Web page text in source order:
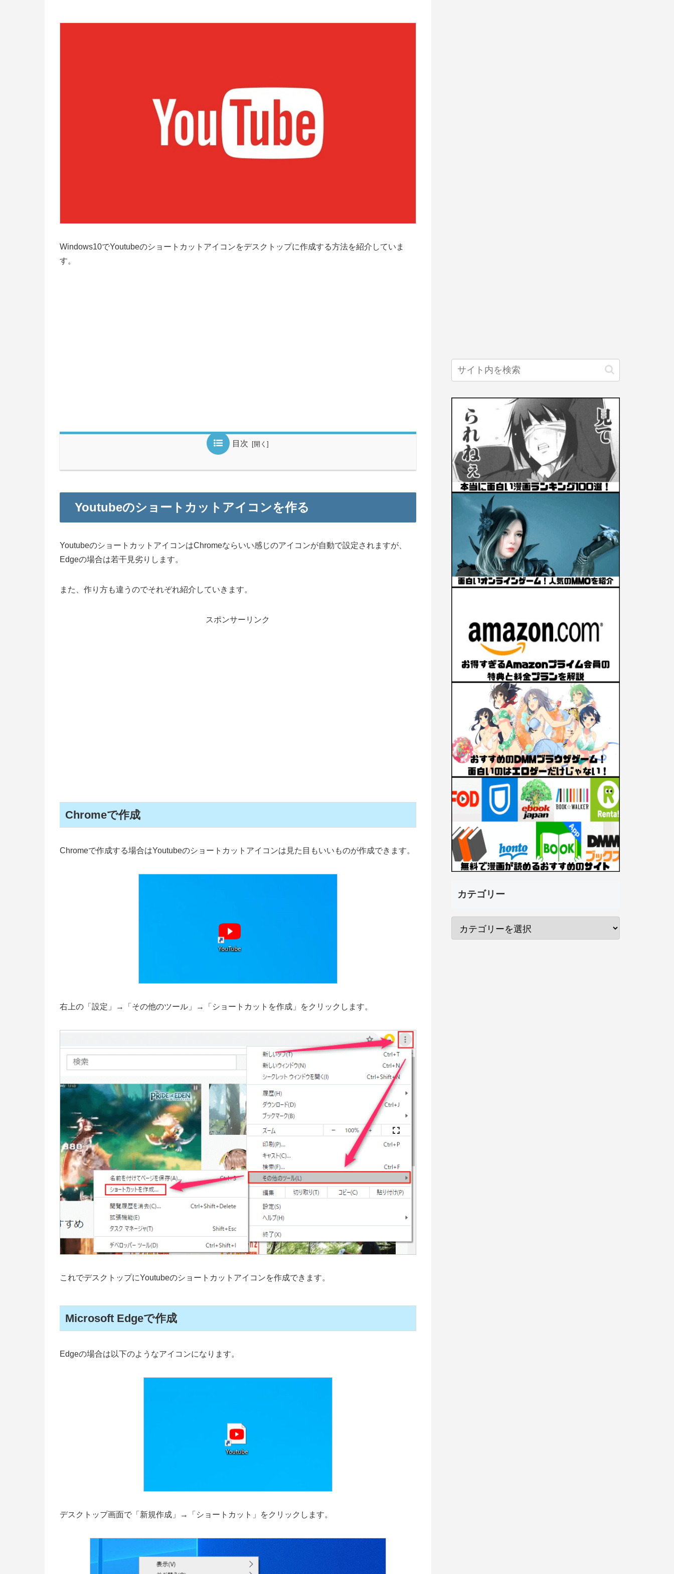
Windows10でYoutubeのショートカットアイコンをデスクトップに作成する方法を紹介していま
す。
目次
Youtubeのショートカットアイコンを作る
YoutubeのショートカットアイコンはChromeならいい感じのアイコンが自動で設定されますが、
Edgeの場合は若干見劣りします。
また、作り方も違うのでそれぞれ紹介していきます。
スポンサーリンク
Chromeで作成
Chromeで作成する場合はYoutubeのショートカットアイコンは見た目もいいものが作成できます。
右上の「設定」→「その他のツール」→「ショートカットを作成」をクリックします。
これでデスクトップにYoutubeのショートカットアイコンを作成できます。
Microsoft Edgeで作成
Edgeの場合は以下のようなアイコンになります。
デスクトップ画面で「新規作成」→「ショートカット」をクリックします。
カテゴリー